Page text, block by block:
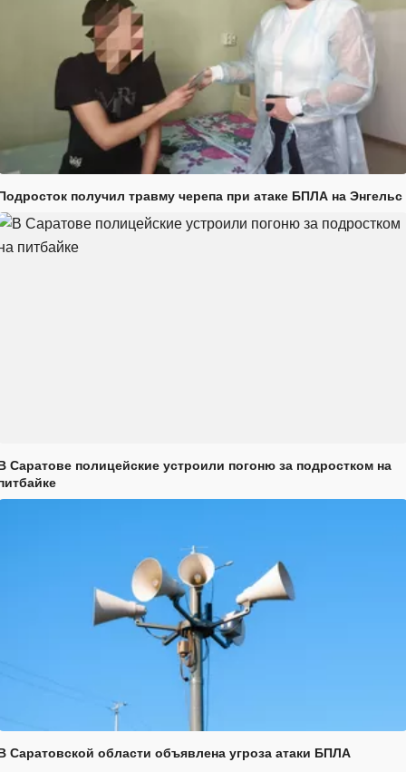
получил травму черепа при атаке БПЛА на Энгельс
Саратове полицейские устроили погоню за подростком на
Саратовской области объявлена угроза атаки БПЛА